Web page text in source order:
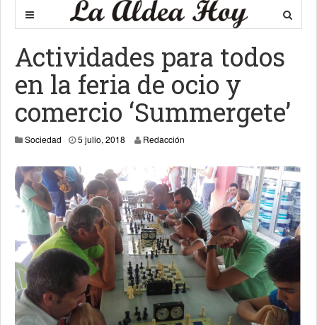
Actividades para todos
en la feria de ocio y
comercio ‘Summergete’
Sociedad 5 julio, 2018 Redacción